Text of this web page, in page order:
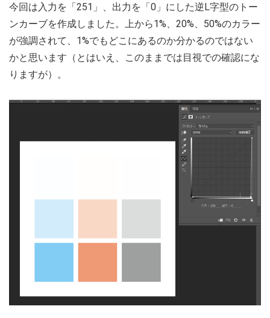
今回は入力を「251」、出力を「0」にした逆L字型のトー
ンカーブを作成しました。上から1%、20%、50%のカラー
が強調されて、1%でもどこにあるのか分かるのではない
かと思います（とはいえ、このままでは目視での確認にな
りますが）。